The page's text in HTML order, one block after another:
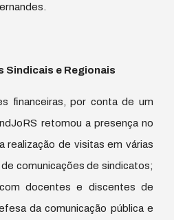
Sindicais e Regionais
financeiras, por conta de um
retomou a presença no
realização de visitas em várias
comunicações de sindicatos;
docentes e discentes de
da comunicação pública e